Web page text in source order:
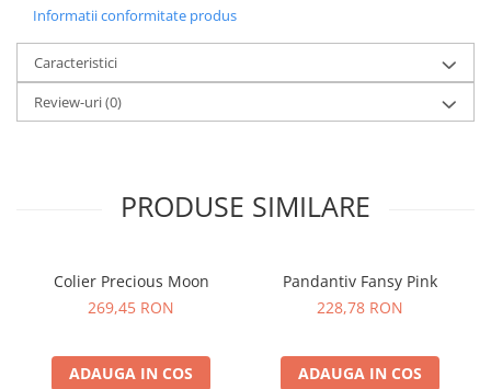
Informatii conformitate produs
Caracteristici
Review-uri(0)
PRODUSE SIMILARE
Colier Precious Moon
269,45 RON
ADAUGA IN COS
Pandantiv Fansy Pink
228,78 RON
ADAUGA IN COS